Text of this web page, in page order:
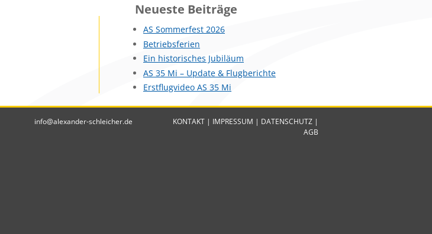
Neueste Beiträge
AS Sommerfest 2026
Betriebsferien
Ein historisches Jubiläum
AS 35 Mi – Update & Flugberichte
Erstflugvideo AS 35 Mi
info@alexander-schleicher.de KONTAKT | IMPRESSUM | DATENSCHUTZ |
AGB